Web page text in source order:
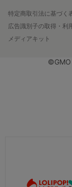
特定商取引法に基づく
広告識別子の取得・利
メディアキット
©GMO